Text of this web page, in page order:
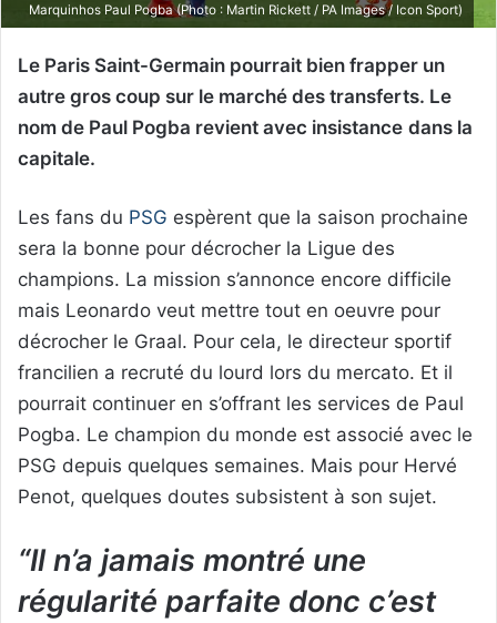
Marquinhos Paul Pogba (Photo : Martin Rickett / PA Images / Icon Sport)
Le Paris Saint-Germain pourrait bien frapper un
autre gros coup sur le marché des transferts. Le
nom de Paul Pogba revient avec insistance dans la
capitale.
Les fans du PSG espèrent que la saison prochaine
sera la bonne pour décrocher la Ligue des
champions. La mission s’annonce encore difficile
mais Leonardo veut mettre tout en oeuvre pour
décrocher le Graal. Pour cela, le directeur sportif
francilien a recruté du lourd lors du mercato. Et il
pourrait continuer en s’offrant les services de Paul
Pogba. Le champion du monde est associé avec le
PSG depuis quelques semaines. Mais pour Hervé
Penot, quelques doutes subsistent à son sujet.
“Il n’a jamais montré une
régularité parfaite donc c’est